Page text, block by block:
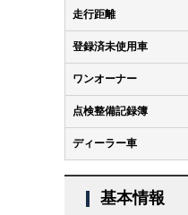
走行距離
登録済未使用車
ワンオーナー
点検整備記録簿
ディーラー車
基本情報